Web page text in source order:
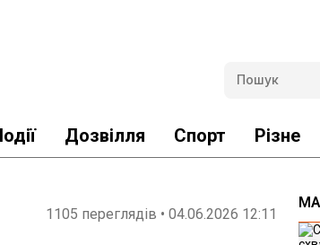
Дозвілля Спорт Різне
1105 переглядів • 04.06.2026 12:11